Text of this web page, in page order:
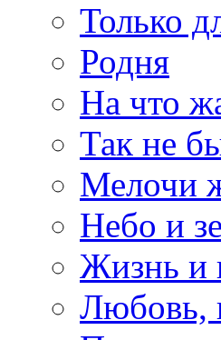
Только
Родня
На что
Так не
Мелочи
Небо и
Жизнь и
Любовь,